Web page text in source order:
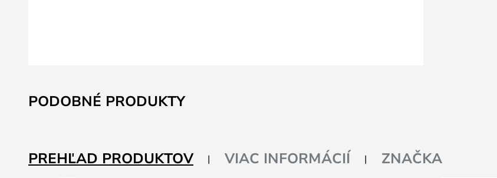
začiatok
PODOBNÉ PRODUKTY
PREHĽAD PRODUKTOV VIAC INFORMÁCIÍ ZNAČKA